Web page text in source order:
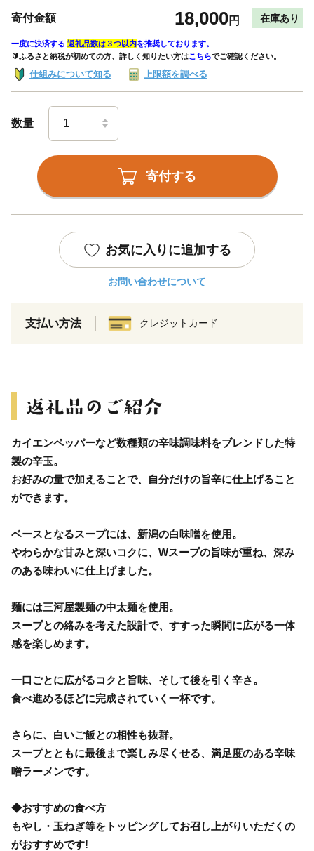
寄付金額 18,000円 在庫あり
一度に決済する 返礼品数は３つ以内を推奨しております。
🔰ふるさと納税が初めての方、詳しく知りたい方はこちらでご確認ください。
仕組みについて知る 上限額を調べる
数量
寄付する
お気に入りに追加する
お問い合わせについて
支払い方法 クレジットカード
カイエンペッパーなど数種類の辛味調味料をブレンドした特
製の辛玉。
お好みの量で加えることで、自分だけの旨辛に仕上げること
ができます。
ベースとなるスープには、新潟の白味噌を使用。
やわらかな甘みと深いコクに、Wスープの旨味が重ね、深み
のある味わいに仕上げました。
麺には三河屋製麺の中太麺を使用。
スープとの絡みを考えた設計で、すすった瞬間に広がる一体
感を楽しめます。
一口ごとに広がるコクと旨味、そして後を引く辛さ。
食べ進めるほどに完成されていく一杯です。
さらに、白いご飯との相性も抜群。
スープとともに最後まで楽しみ尽くせる、満足度のある辛味
噌ラーメンです。
◆おすすめの食べ方
もやし・玉ねぎ等をトッピングしてお召し上がりいただくの
がおすすめです!